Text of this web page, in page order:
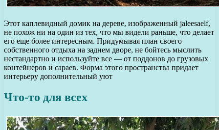
Этот каплевидный домик на дереве, изображенный jaleesaelf,
не похож ни на один из тех, что мы видели раньше, что делает
его еще более интересным. Придумывая план своего
собственного отдыха на заднем дворе, не бойтесь мыслить
нестандартно и используйте все — от поддонов до грузовых
контейнеров и сараев. Форма этого пространства придает
интерьеру дополнительный уют
Что-то для всех